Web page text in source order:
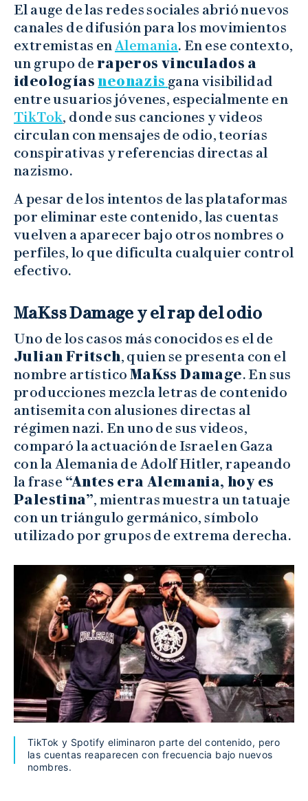
El auge de las redes sociales abrió nuevos
canales de difusión para los movimientos
extremistas enAlemania. En ese contexto,
un grupo de raperos vinculados a
ideologíasneonazis gana visibilidad
entre usuarios jóvenes, especialmente en
TikTok, donde sus canciones y videos
circulan con mensajes de odio, teorías
conspirativas y referencias directas al
nazismo.
A pesar de los intentos de las plataformas
por eliminar este contenido, las cuentas
vuelven a aparecer bajo otros nombres o
perfiles, lo que dificulta cualquier control
efectivo.
MaKss Damage y el rap del odio
Uno de los casos más conocidos es el de
Julian Fritsch, quien se presenta con el
nombre artístico MaKss Damage. En sus
producciones mezcla letras de contenido
antisemita con alusiones directas al
régimen nazi. En uno de sus videos,
comparó la actuación de Israel en Gaza
con la Alemania de Adolf Hitler, rapeando
la frase “Antes era Alemania, hoy es
Palestina”, mientras muestra un tatuaje
con un triángulo germánico, símbolo
utilizado por grupos de extrema derecha.
TikTok y Spotify eliminaron parte del contenido, pero
las cuentas reaparecen con frecuencia bajo nuevos
nombres.